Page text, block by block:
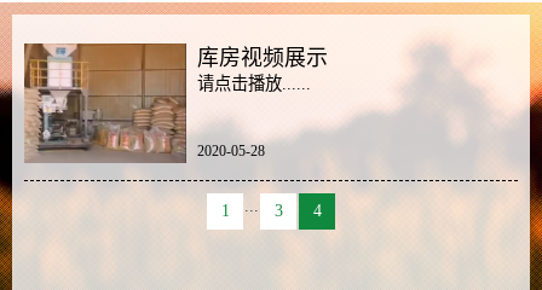
库房视频展示
请点击播放......
2020-05-28
1 ... 3 4